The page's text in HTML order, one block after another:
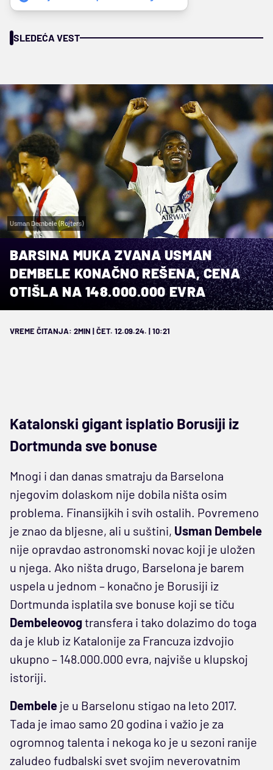
SLEDEĆA VEST
Usman Dembele (Rojters)
BARSINA MUKA ZVANA USMAN
DEMBELE KONAČNO REŠENA, CENA
OTIŠLA NA 148.000.000 EVRA
VREME ČITANJA: 2MIN | ČET. 12.09.24. | 10:21
Katalonski gigant isplatio Borusiji iz
Dortmunda sve bonuse
Mnogi i dan danas smatraju da Barselona
njegovim dolaskom nije dobila ništa osim
problema. Finansijkih i svih ostalih. Povremeno
je znao da bljesne, ali u suštini, Usman Dembele
nije opravdao astronomski novac koji je uložen
u njega. Ako ništa drugo, Barselona je barem
uspela u jednom – konačno je Borusiji iz
Dortmunda isplatila sve bonuse koji se tiču
Dembeleovogtransfera i tako dolazimo do toga
da je klub iz Katalonije za Francuza izdvojio
ukupno – 148.000.000 evra, najviše u klupskoj
istoriji.
Dembele je u Barselonu stigao na leto 2017.
Tada je imao samo 20 godina i važio je za
ogromnog talenta i nekoga ko je u sezoni ranije
zaludeo fudbalski svet svojim neverovatnim